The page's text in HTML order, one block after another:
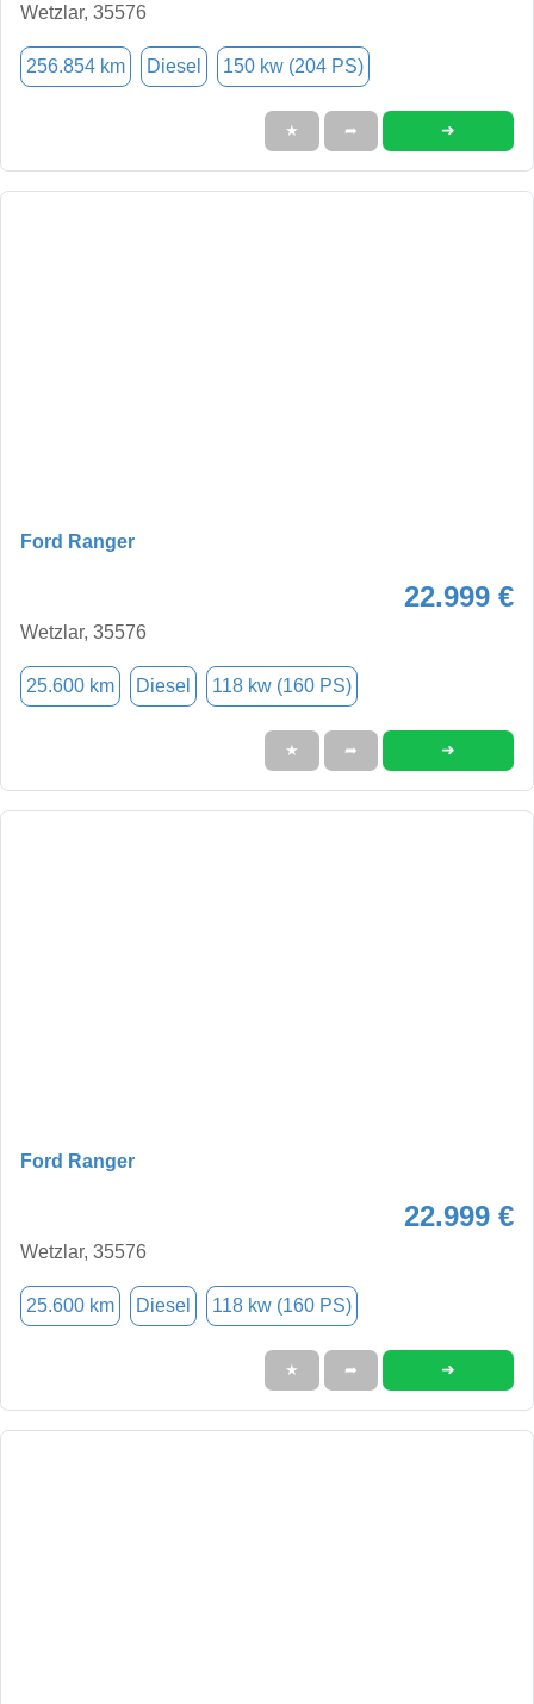
Wetzlar, 35576
256.854 km Diesel 150 kw (204 PS)
★ ➦ ➜
Ford Ranger
22.999 €
Wetzlar, 35576
25.600 km Diesel 118 kw (160 PS)
★ ➦ ➜
Ford Ranger
22.999 €
Wetzlar, 35576
25.600 km Diesel 118 kw (160 PS)
★ ➦ ➜